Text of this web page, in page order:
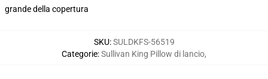
grande della copertura
SKU:SULDKFS-56519
Categorie:Sullivan King Pillow di lancio,